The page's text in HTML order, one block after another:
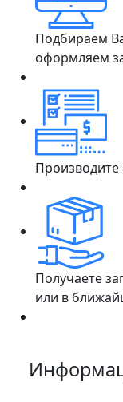
Подбираем
оформляем
Получаете
или в